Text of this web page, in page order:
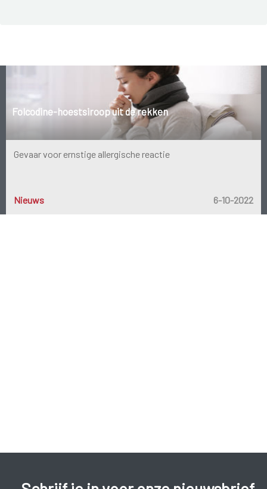
Folcodine-hoestsiroop uit de rekken
Gevaar voor ernstige allergische reactie
Nieuws 6-10-2022